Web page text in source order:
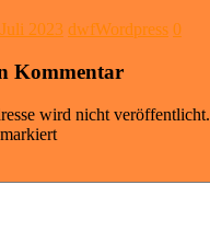
2023 dwfWordpress 0
Kommentar
wird nicht veröffentlicht.
markiert